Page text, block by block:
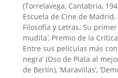
(Torrelavega, Cantabria,
Escuela de Cine de
Filosofía y Letras. Su
mudita’, Premio de la
Entre sus películas más
negra’(Oso de Plata al
de Berlín), ‘Maravillas’,